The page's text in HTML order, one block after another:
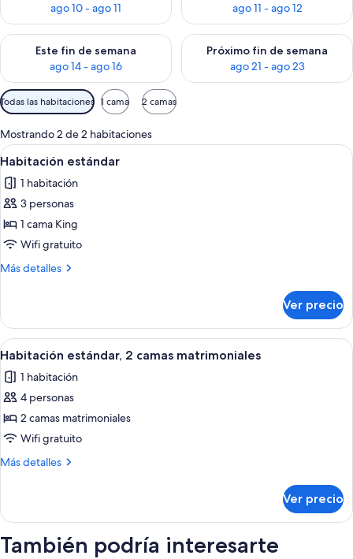
ago 10 - ago 11
ago 11 - ago 12
Este fin de semana
ago 14 - ago 16
Consulta la disponibilidad para este fin de semana ago 14 -
Próximo fin de semana
ago 21 - ago 23
Consulta la disponibilidad
Filtros
disponibles
para
las
habitaciones
Todas las habitaciones 1 cama 2 camas
Mostrando 2 de 2 habitaciones
Abrir
todas
las
fotos
de
Habitación
estándar
Habitación de hotel con cama,
10
Habitación estándar
1 habitación
3 personas
1 cama King
Wifi gratuito
Más detalles
Más
estándar
Ver precio
Abrir
todas
las
fotos
de
Habitación
estándar,
matrimoniales
Habitación de hotel con dos camas,
11
Habitación estándar, 2 camas matrimoniales
1 habitación
4 personas
2 camas matrimoniales
Wifi gratuito
Más detalles
Más
estándar,
camas
Ver precio
También podría interesarte